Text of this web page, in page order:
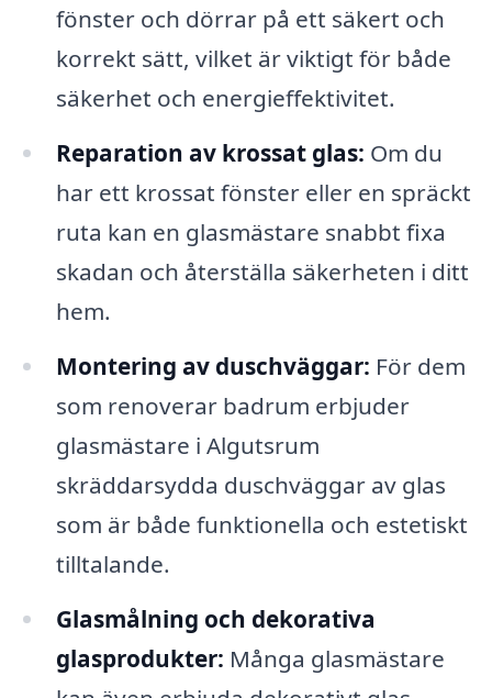
fönster och dörrar på ett säkert och
korrekt sätt, vilket är viktigt för både
säkerhet och energieffektivitet.
Reparation av krossat glas: Om du
har ett krossat fönster eller en spräckt
ruta kan en glasmästare snabbt fixa
skadan och återställa säkerheten i ditt
hem.
Montering av duschväggar: För dem
som renoverar badrum erbjuder
glasmästare i Algutsrum
skräddarsydda duschväggar av glas
som är både funktionella och estetiskt
tilltalande.
Glasmålning och dekorativa
glasprodukter: Många glasmästare